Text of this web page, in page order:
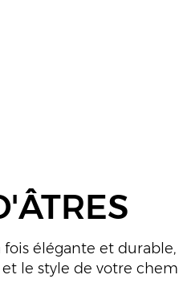
fois élégante et
le style de votre